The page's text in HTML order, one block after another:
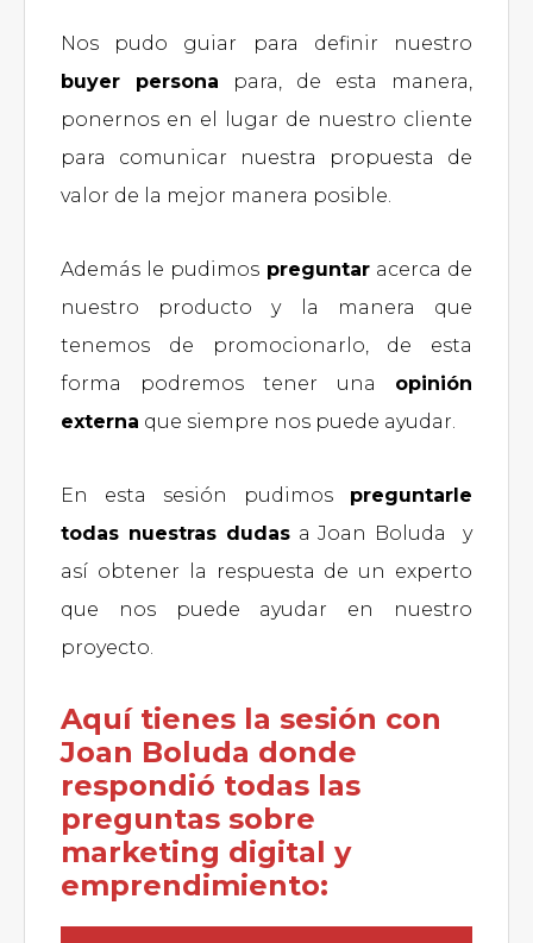
Nos pudo guiar para definir nuestro
buyer persona para, de esta manera,
ponernos en el lugar de nuestro cliente
para comunicar nuestra propuesta de
valor de la mejor manera posible.
Además le pudimos preguntaracerca de
nuestro producto y la manera que
tenemos de promocionarlo, de esta
forma podremos tener una opinión
externa que siempre nos puede ayudar.
En esta sesión pudimos preguntarle
todas nuestras dudasa Joan Boluda y
así obtener la respuesta de un experto
que nos puede ayudar en nuestro
proyecto.
Aquí tienes la sesión con
Joan Boluda donde
respondió todas las
preguntas sobre
marketing digital y
emprendimiento: